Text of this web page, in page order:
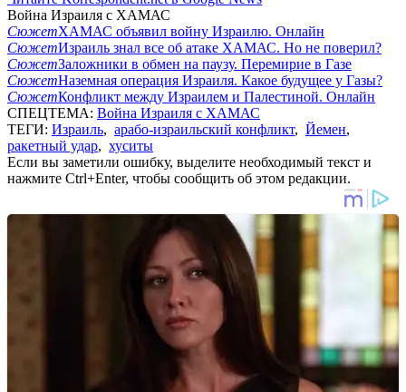
Война Израиля с ХАМАС
СюжетХАМАС объявил войну Израилю. Онлайн
СюжетИзраиль знал все об атаке ХАМАС. Но не поверил?
СюжетЗаложники в обмен на паузу. Перемирие в Газе
СюжетНаземная операция Израиля. Какое будущее у Газы?
СюжетКонфликт между Израилем и Палестиной. Онлайн
СПЕЦТЕМА: Война Израиля с ХАМАС
ТЕГИ: Израиль, арабо-израильский конфликт, Йемен,
ракетный удар, хуситы
Если вы заметили ошибку, выделите необходимый текст и
нажмите Ctrl+Enter, чтобы сообщить об этом редакции.